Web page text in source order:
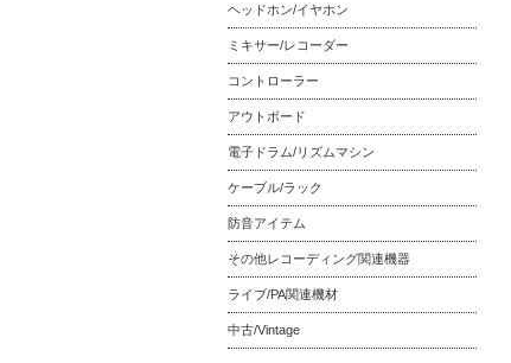
ヘッドホン/イヤホン
ミキサー/レコーダー
コントローラー
アウトボード
電子ドラム/リズムマシン
ケーブル/ラック
防音アイテム
その他レコーディング関連機器
ライブ/PA関連機材
中古/Vintage